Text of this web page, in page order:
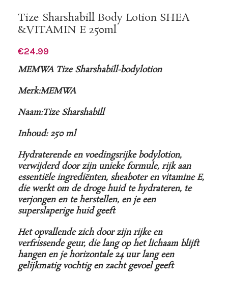
Tize Sharshabill Body Lotion SHEA
&VITAMIN E 250ml
€24.99
MEMWA Tize Sharshabill-bodylotion
Merk:MEMWA
Naam:Tize Sharshabill
Inhoud: 250 ml
Hydraterende en voedingsrijke bodylotion,
verwijderd door zijn unieke formule, rijk aan
essentiële ingrediënten, sheaboter en vitamine E,
die werkt om de droge huid te hydrateren, te
verjongen en te herstellen, en je een
superslaperige huid geeft
Het opvallende zich door zijn rijke en
verfrissende geur, die lang op het lichaam blijft
hangen en je horizontale 24 uur lang een
gelijkmatig vochtig en zacht gevoel geeft